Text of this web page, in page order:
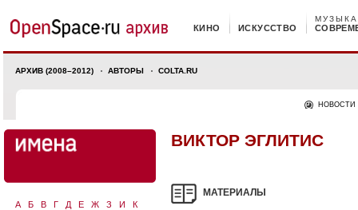
КИНО ИСКУССТВО
МУЗЫКА
АРХИВ (2008–2012) АВТОРЫ COLTA.RU
НОВОСТИ
А Б В Г Д Е Ж З И
К
ВИКТОР ЭГЛИТИС
МАТЕРИАЛЫ